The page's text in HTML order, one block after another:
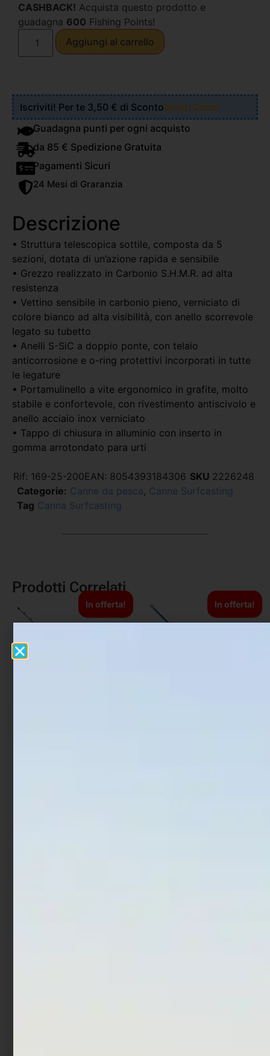
CASHBACK! Acquista questo prodotto e
guadagna 600 Fishing Points!
Aggiungi al carrello
Iscriviti! Per te 3,50 € di ScontoScopri Come!
Guadagna punti per ogni acquisto
da 85 € Spedizione Gratuita
Pagamenti Sicuri
24 Mesi di Graranzia
Descrizione
• Struttura telescopica sottile, composta da 5
sezioni, dotata di un’azione rapida e sensibile
• Grezzo realizzato in Carbonio S.H.M.R. ad alta
resistenza
• Vettino sensibile in carbonio pieno, verniciato di
colore bianco ad alta visibilità, con anello scorrevole
legato su tubetto
• Anelli S-SiC a doppio ponte, con telaio
anticorrosione e o-ring protettivi incorporati in tutte
le legature
• Portamulinello a vite ergonomico in grafite, molto
stabile e confortevole, con rivestimento antiscivolo e
anello acciaio inox verniciato
• Tappo di chiusura in alluminio con inserto in
gomma arrotondato para urti
Rif: 169-25-200EAN: 8054393184306 SKU 2226248
Categorie: Canne da pesca, Canne Surfcasting
Tag Canna Surfcasting
Prodotti Correlati
In offerta! In offerta!